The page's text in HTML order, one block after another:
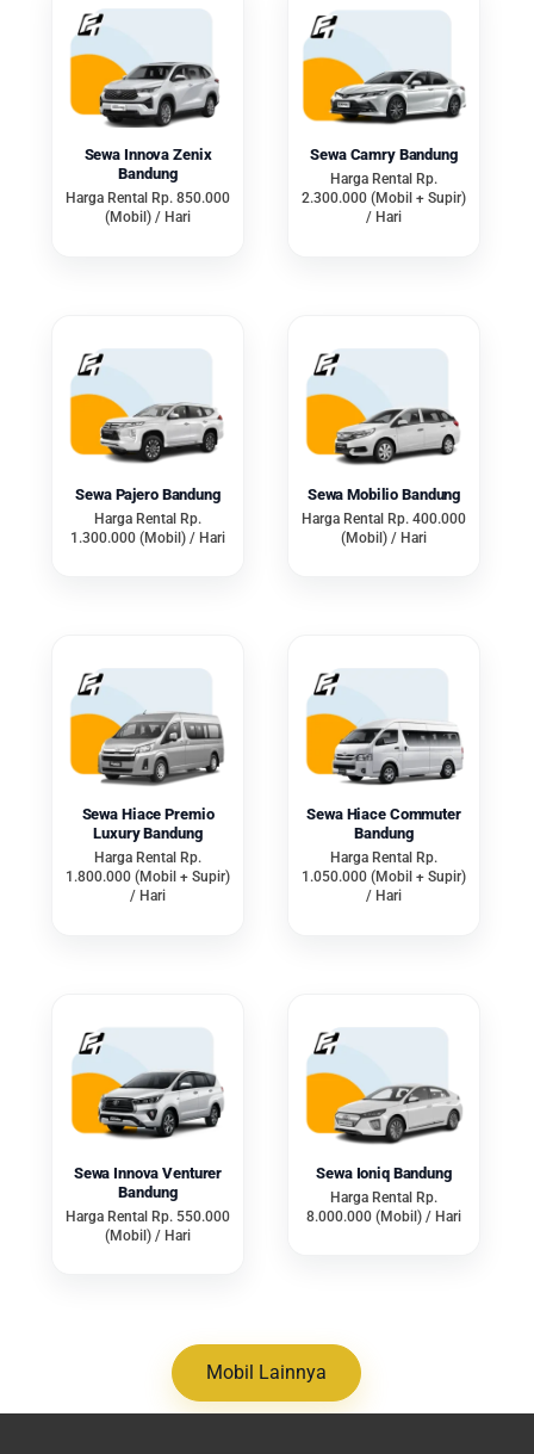
kendaraan wedding, maka Anda
bisa menghiasnya sendiri sesuai
tema acara atau dekorasi.
3. Tidak Perlu
Khawatir tentang
Kualitas Mobilnya
masalah teknis atau kualitas
mobilnya. Setiap unit mobilnya juga
tentu sudah dijaga serta dirawat
dengan baik, sehingga Anda tidak
perlu khawatir lagi.
4. Bisa Disesuaikan
Keuntungan selanjutnya yaitu
pengantin bisa menyesuaikan jenis
mobilnya dengan pakaian yang
digunakan. Misal jika pakaiannya
bertema mewah, maka bisa
menggunakan mobil mewah seperti
Alphard atau Mercy untuk
menambah kesan elegan dan
Memikirkan
Perawatan Kendaraan
Membeli sendiri mobil pribadi untuk
pernikahan artinya Anda harus
memikirkan perawatan dan
pemeliharaannya. Jika memakai
memusingkan perawatan mesin
atau kendaraan.
Sewa Innova Zenix
Bandung
Harga Rental Rp. 850.000
(Mobil) / Hari
Sewa Camry Bandung
Harga Rental Rp.
2.300.000 (Mobil + Supir)
/ Hari
Sewa Pajero Bandung
Harga Rental Rp.
1.300.000 (Mobil) / Hari
Sewa Mobilio Bandung
Harga Rental Rp. 400.000
(Mobil) / Hari
Sewa Hiace Premio
Luxury Bandung
Harga Rental Rp.
1.800.000 (Mobil + Supir)
/ Hari
Sewa Hiace Commuter
Bandung
Harga Rental Rp.
1.050.000 (Mobil + Supir)
/ Hari
Sewa Innova Venturer
Bandung
Harga Rental Rp. 550.000
(Mobil) / Hari
Sewa Ioniq Bandung
Harga Rental Rp.
8.000.000 (Mobil) / Hari
Mobil Lainnya